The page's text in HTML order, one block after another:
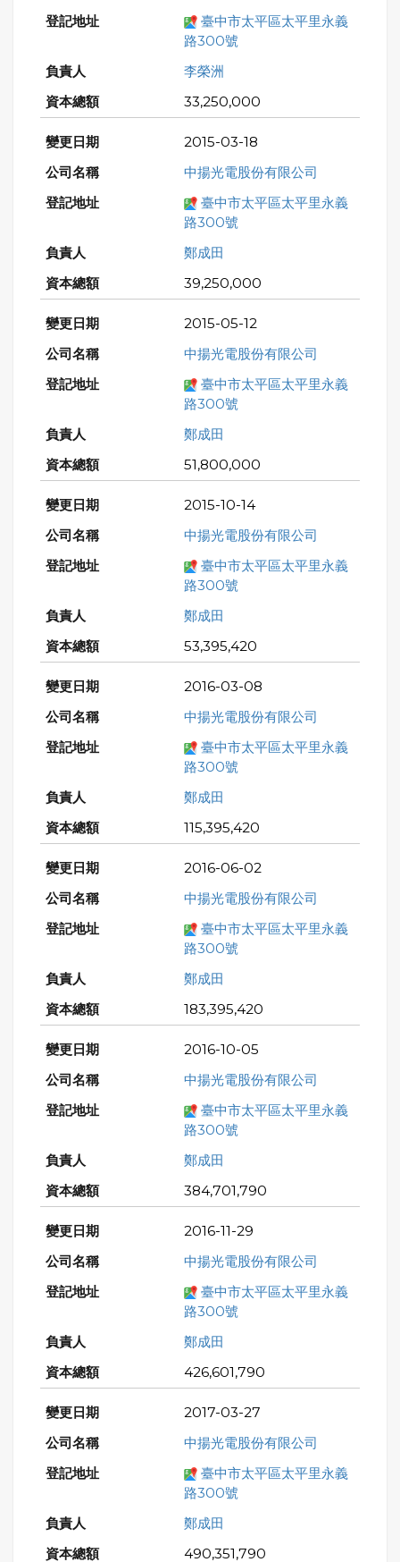
臺中市太平區太平里永義
路300號
李榮洲
33,250,000
2015-03-18
中揚光電股份有限公司
臺中市太平區太平里永義
路300號
鄭成田
39,250,000
2015-05-12
中揚光電股份有限公司
臺中市太平區太平里永義
路300號
鄭成田
51,800,000
2015-10-14
中揚光電股份有限公司
臺中市太平區太平里永義
路300號
鄭成田
53,395,420
2016-03-08
中揚光電股份有限公司
臺中市太平區太平里永義
路300號
鄭成田
115,395,420
2016-06-02
中揚光電股份有限公司
臺中市太平區太平里永義
路300號
鄭成田
183,395,420
2016-10-05
中揚光電股份有限公司
臺中市太平區太平里永義
路300號
鄭成田
384,701,790
2016-11-29
中揚光電股份有限公司
臺中市太平區太平里永義
路300號
鄭成田
426,601,790
2017-03-27
中揚光電股份有限公司
臺中市太平區太平里永義
路300號
鄭成田
490,351,790